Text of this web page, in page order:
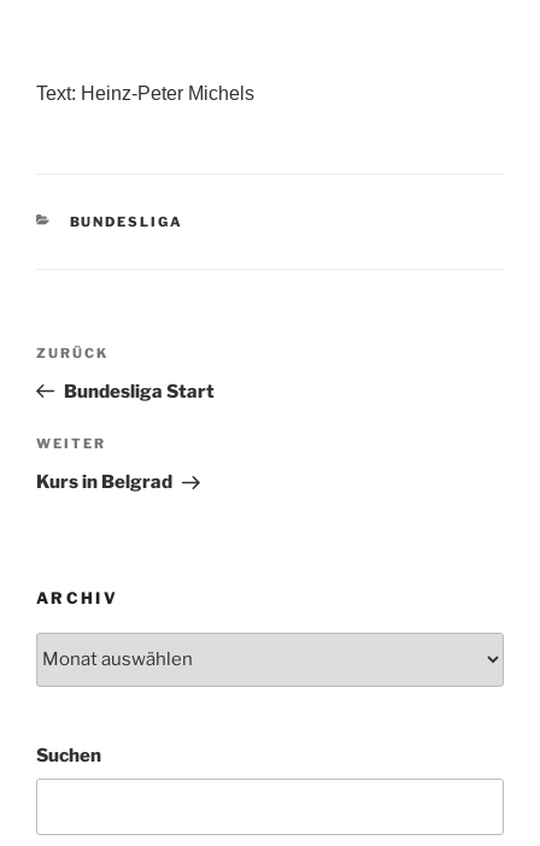
Text: Heinz-Peter Michels
KATEGORIEN
BUNDESLIGA
Beitragsnavigation
Vorheriger
Beitrag
ZURÜCK
Bundesliga Start
Nächster
Beitrag
WEITER
Kurs in Belgrad
ARCHIV
Suchen